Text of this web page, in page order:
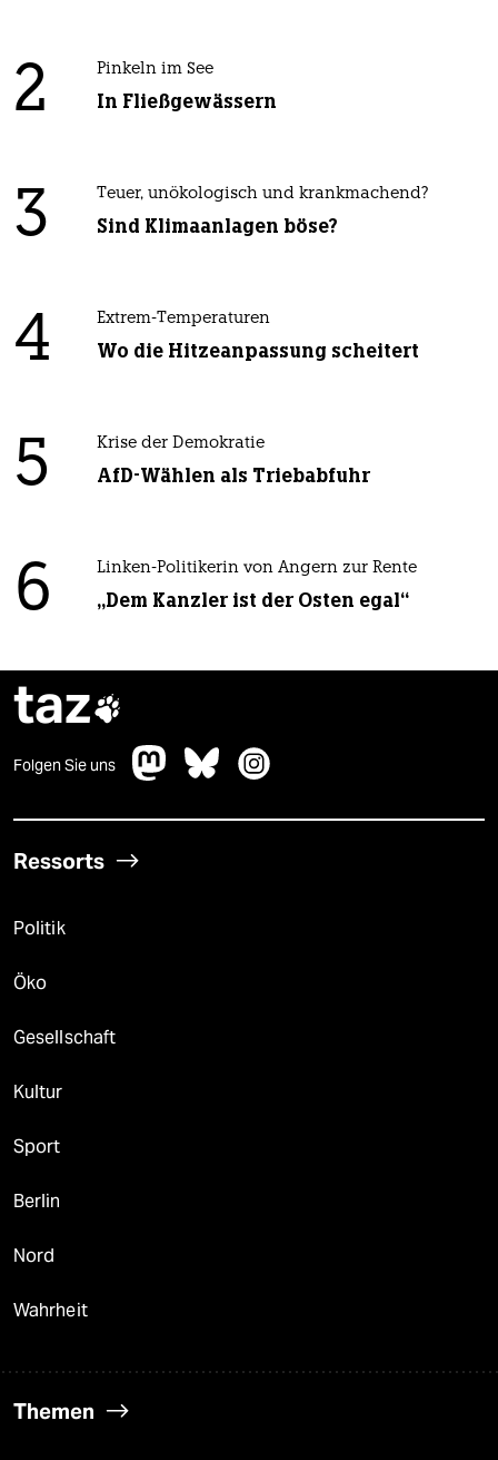
2 Pinkeln im See
In Fließgewässern
3 Teuer, unökologisch und krankmachend?
Sind Klimaanlagen böse?
4 Extrem-Temperaturen
Wo die Hitzeanpassung scheitert
5 Krise der Demokratie
AfD-Wählen als Triebabfuhr
6 Linken-Politikerin von Angern zur Rente
„Dem Kanzler ist der Osten egal“
taz
Folgen Sie uns
Ressorts
Politik
Öko
Gesellschaft
Kultur
Sport
Berlin
Nord
Wahrheit
Themen